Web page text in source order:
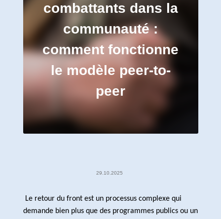
combattants dans la
communauté :
comment fonctionne
le modèle peer-to-
peer
29.10.2025
Le retour du front est un processus complexe qui
demande bien plus que des programmes publics ou un